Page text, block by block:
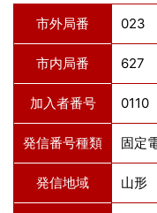
市外局番 023
市内局番 627
加入者番号 0110
発信番号種類 固定
発信地域 山形